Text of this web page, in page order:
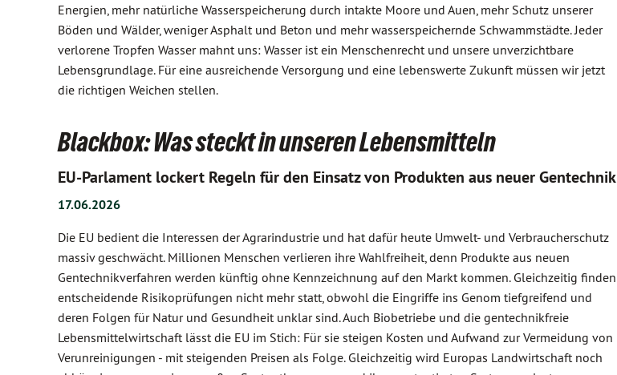
Energien, mehr natürliche Wasserspeicherung durch intakte Moore und Auen, mehr Schutz unserer
Böden und Wälder, weniger Asphalt und Beton und mehr wasserspeichernde Schwammstädte. Jeder
verlorene Tropfen Wasser mahnt uns: Wasser ist ein Menschenrecht und unsere unverzichtbare
Lebensgrundlage. Für eine ausreichende Versorgung und eine lebenswerte Zukunft müssen wir jetzt
die richtigen Weichen stellen.
Blackbox: Was steckt in unseren Lebensmitteln
EU-Parlament lockert Regeln für den Einsatz von Produkten aus neuer Gentechnik
17.06.2026
Die EU bedient die Interessen der Agrarindustrie und hat dafür heute Umwelt- und Verbraucherschutz
massiv geschwächt. Millionen Menschen verlieren ihre Wahlfreiheit, denn Produkte aus neuen
Gentechnikverfahren werden künftig ohne Kennzeichnung auf den Markt kommen. Gleichzeitig finden
entscheidende Risikoprüfungen nicht mehr statt, obwohl die Eingriffe ins Genom tiefgreifend und
deren Folgen für Natur und Gesundheit unklar sind. Auch Biobetriebe und die gentechnikfreie
Lebensmittelwirtschaft lässt die EU im Stich: Für sie steigen Kosten und Aufwand zur Vermeidung von
Verunreinigungen - mit steigenden Preisen als Folge. Gleichzeitig wird Europas Landwirtschaft noch